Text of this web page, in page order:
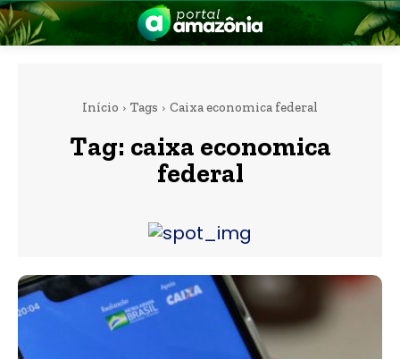
Início Tags Caixa economica federal
Tag: caixa economica
federal